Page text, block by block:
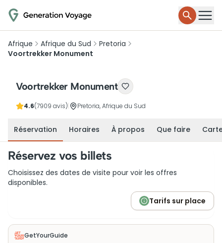
Afrique Afrique du Sud
Pretoria
Voortrekker Monument
Voortrekker Monument
4.6(7909 avis) Pretoria, Afrique du Sud
Réservation Horaires À propos Que faire
Réservez vos billets
Choisissez des dates de visite pour voir les offres
disponibles.
Tarifs sur place
GetYourGuide